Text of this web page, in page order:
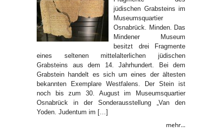
jüdischen Grabsteins im
Museumsquartier
Osnabrück. Minden. Das
Mindener Museum
besitzt drei Fragmente
eines seltenen mittelalterlichen jüdischen
Grabsteins aus dem 14. Jahrhundert. Bei dem
Grabstein handelt es sich um eines der ältesten
bekannten Exemplare Westfalens. Der Stein ist
noch bis zum 30. August im Museumsquartier
Osnabrück in der Sonderausstellung „Van den
Yoden. Judentum im […]
mehr...